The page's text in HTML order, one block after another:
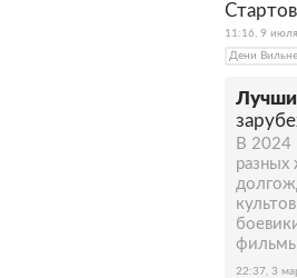
11:16, 9
Дени
В 2024
разных
22:37, 3